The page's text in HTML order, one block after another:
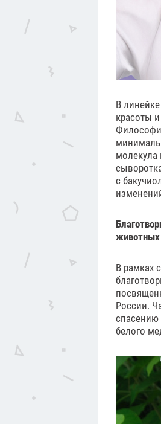
В
красоты
молекула
с
животных
В рамках
России.
спасению
белого